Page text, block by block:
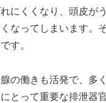
にくくなり、頭皮が
なってしまいます。
す。
の働きも活発で、多
とって重要な排泄器